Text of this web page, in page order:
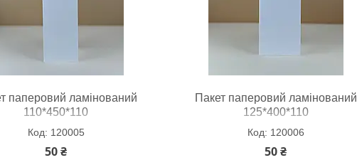
паперовий ламінований
110*450*110
120005
50 ₴
Пакет паперовий ламінований
125*400*110
120006
50 ₴